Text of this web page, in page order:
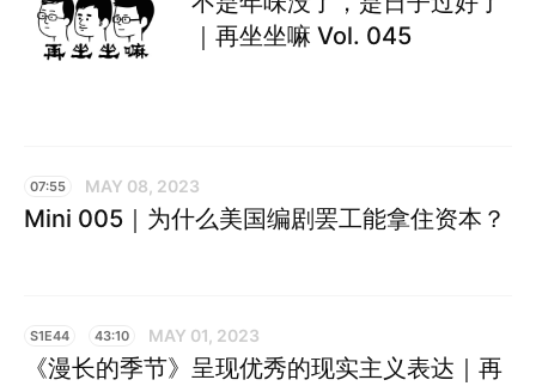
｜再坐坐嘛 Vol. 045
07:55 MAY 08, 2023
Mini 005｜为什么美国编剧罢工能拿住资本？
S1E44 43:10 MAY 01, 2023
《漫长的季节》呈现优秀的现实主义表达｜再